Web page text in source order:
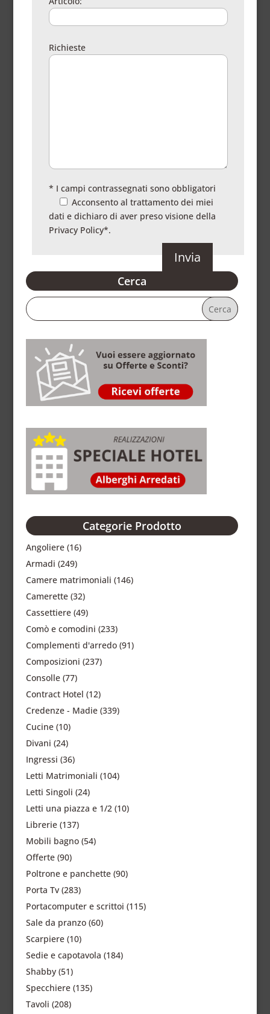
Richieste
* I campi contrassegnati sono obbligatori
Acconsento al trattamento dei miei
dati e dichiaro di aver preso visione della
Privacy Policy*.
Cerca
Categorie Prodotto
Angoliere (16)
Armadi (249)
Camere matrimoniali (146)
Camerette (32)
Cassettiere (49)
Comò e comodini (233)
Complementi d'arredo (91)
Composizioni (237)
Consolle (77)
Contract Hotel (12)
Credenze - Madie (339)
Cucine (10)
Divani (24)
Ingressi (36)
Letti Matrimoniali (104)
Letti Singoli (24)
Letti una piazza e 1/2 (10)
Librerie (137)
Mobili bagno (54)
Offerte (90)
Poltrone e panchette (90)
Porta Tv (283)
Portacomputer e scrittoi (115)
Sale da pranzo (60)
Scarpiere (10)
Sedie e capotavola (184)
Shabby (51)
Specchiere (135)
Tavoli (208)